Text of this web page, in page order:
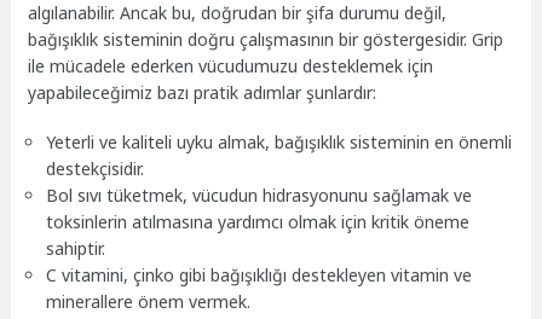
algılanabilir. Ancak bu, doğrudan bir şifa durumu değil,
bağışıklık sisteminin doğru çalışmasının bir göstergesidir. Grip
ile mücadele ederken vücudumuzu desteklemek için
yapabileceğimiz bazı pratik adımlar şunlardır:
Yeterli ve kaliteli uyku almak, bağışıklık sisteminin en önemli
destekçisidir.
Bol sıvı tüketmek, vücudun hidrasyonunu sağlamak ve
toksinlerin atılmasına yardımcı olmak için kritik öneme
sahiptir.
C vitamini, çinko gibi bağışıklığı destekleyen vitamin ve
minerallere önem vermek.